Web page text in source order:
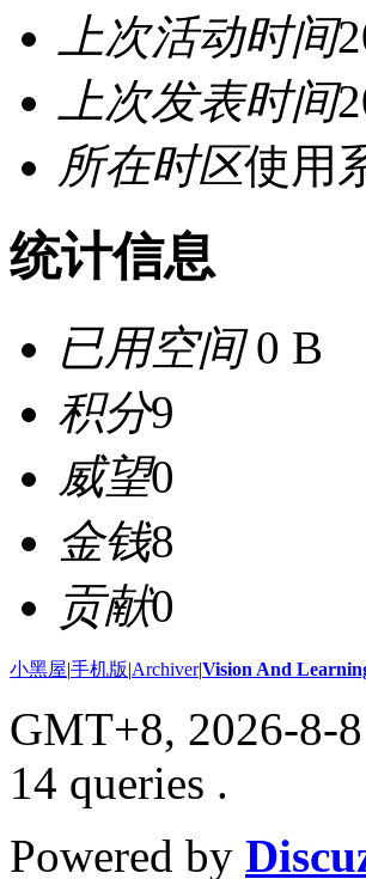
上次活动时间
上次发表时间
所在时区使用
统计信息
已用空间0 B
积分9
威望0
金钱8
贡献0
小黑屋|手机版|Archiver|Vision And
GMT+8, 2026-8-
14 queries .
Powered by